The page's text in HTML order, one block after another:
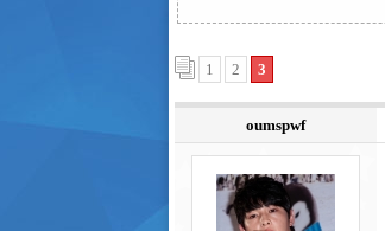
1 2 3
oumspwf